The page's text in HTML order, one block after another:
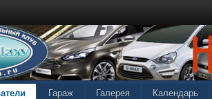
Гараж Галерея Календарь